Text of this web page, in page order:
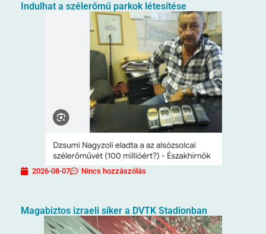
Indulhat a szélerőmű parkok létesítése
2026-08-07 Nincs hozzászólás
Magabiztos izraeli siker a DVTK Stadionban